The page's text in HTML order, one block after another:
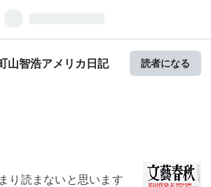
山智浩アメリカ日記 読者になる
り読まないと思います